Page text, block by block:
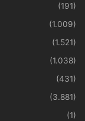
(191)
(1.009)
(1.521)
(1.038)
(431)
(3.881)
(1)